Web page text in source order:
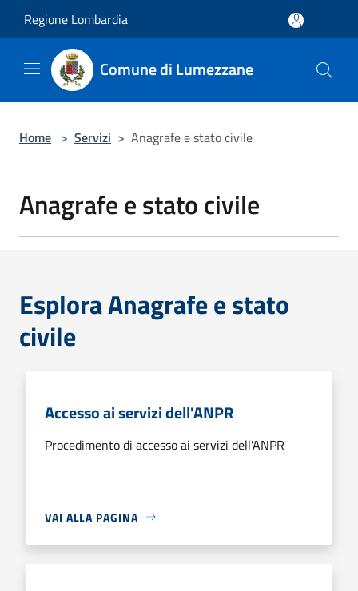
Regione Lombardia
Comune di Lumezzane
Home > Servizi > Anagrafe e stato civile
Anagrafe e stato civile
Esplora Anagrafe e stato
civile
Accesso ai servizi dell'ANPR
Procedimento di accesso ai servizi dell'ANPR
VAI ALLA PAGINA